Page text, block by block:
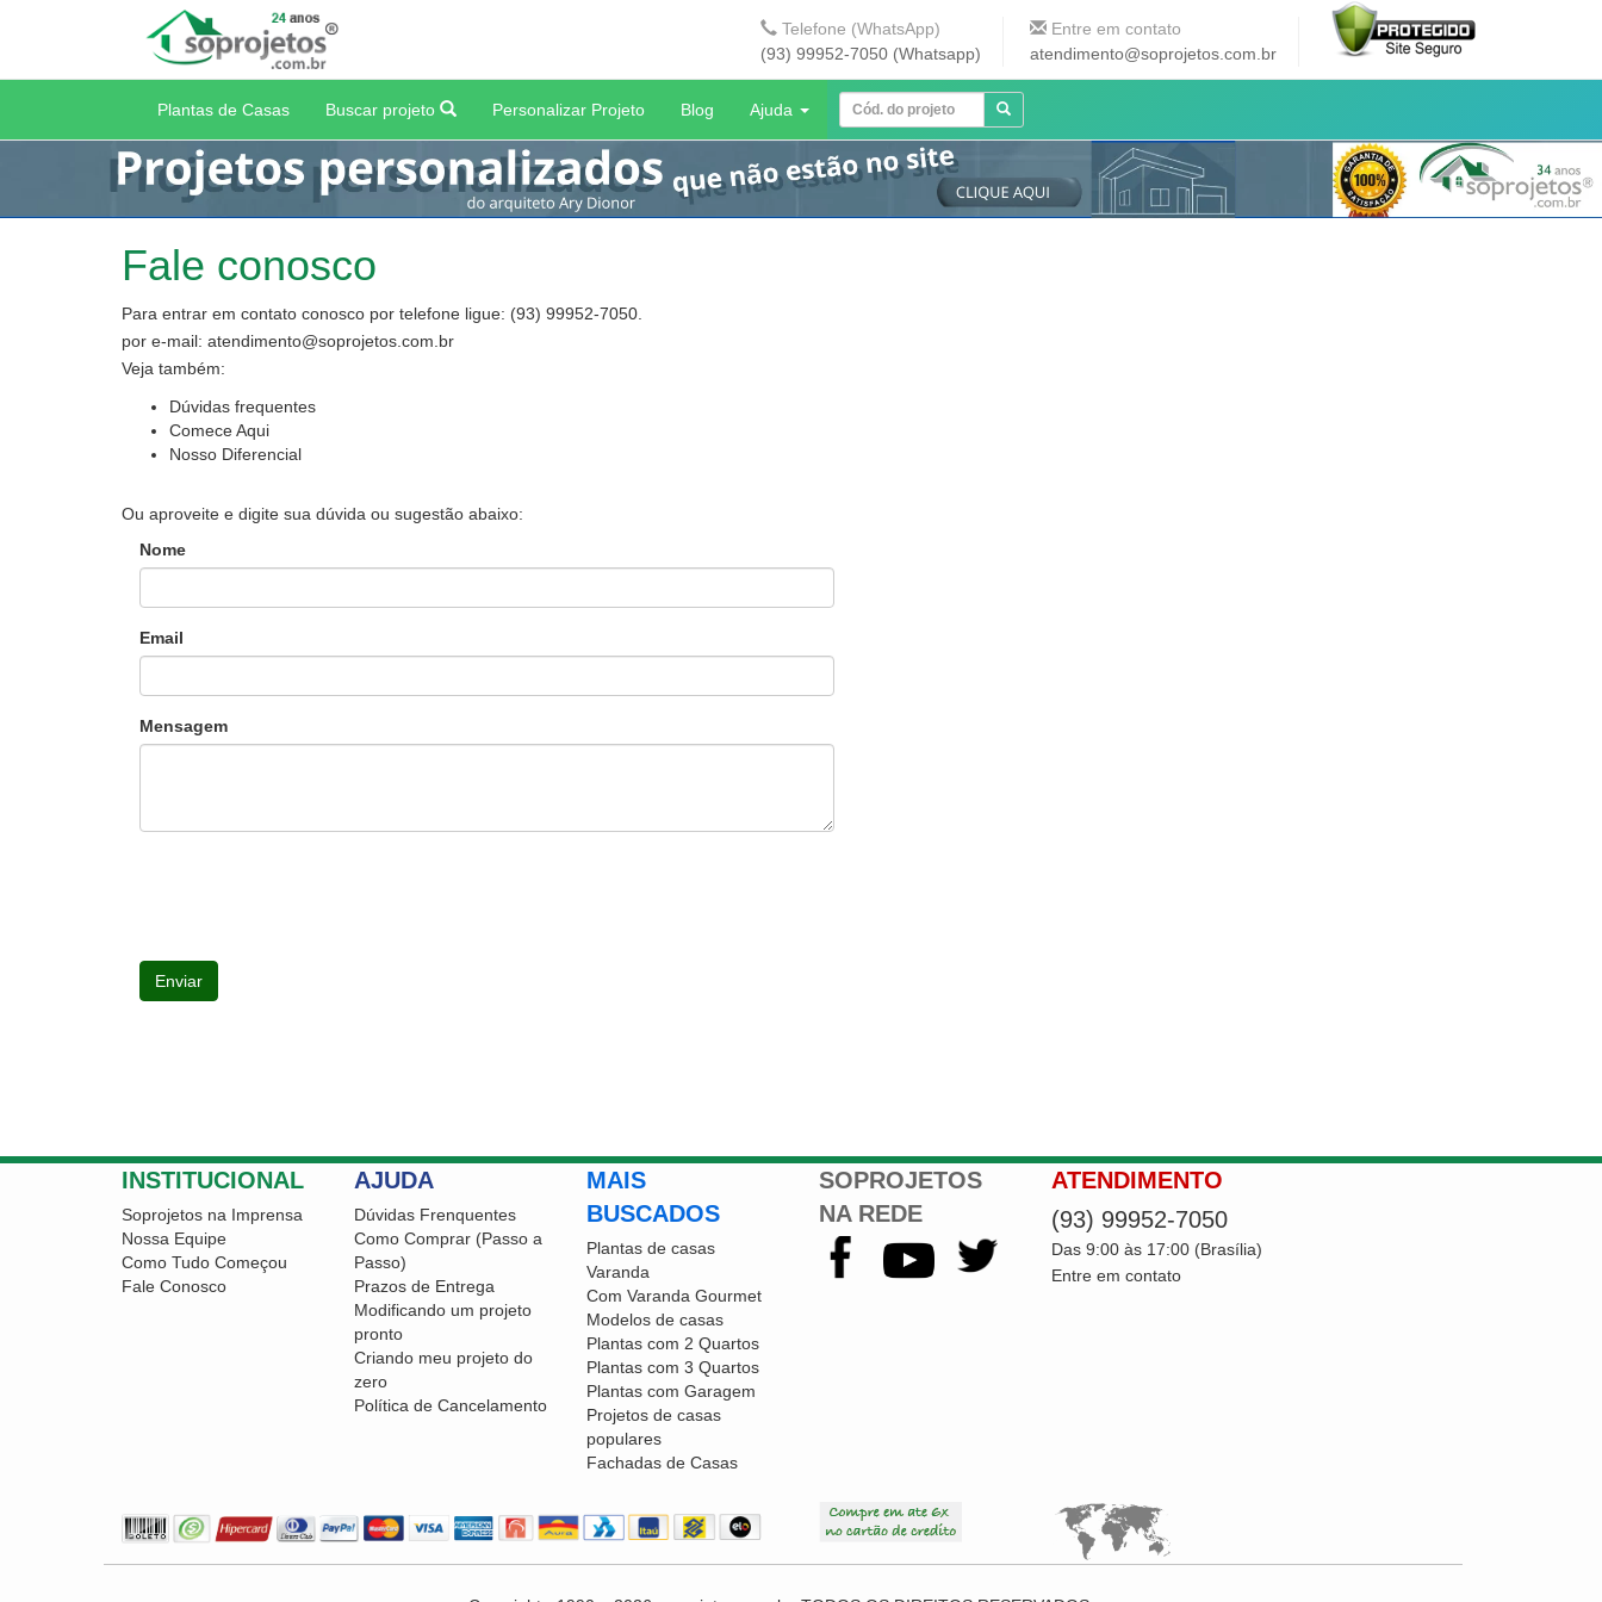
Telefone (WhatsApp)
(93) 99952-7050 (Whatsapp)
Entre em contato
atendimento@soprojetos.com.br
Plantas de Casas Buscar projeto Personalizar Projeto Blog Ajuda
Fale conosco
Para entrar em contato conosco por telefone ligue: (93) 99952-7050.
por e-mail: atendimento@soprojetos.com.br
Veja também:
Dúvidas frequentes
Comece Aqui
Nosso Diferencial
Ou aproveite e digite sua dúvida ou sugestão abaixo:
Nome
Email
Mensagem
Enviar
INSTITUCIONAL
Soprojetos na Imprensa
Nossa Equipe
Como Tudo Começou
Fale Conosco
AJUDA
Dúvidas Frenquentes
Como Comprar (Passo a
Passo)
Prazos de Entrega
Modificando um projeto
pronto
Criando meu projeto do
zero
Política de Cancelamento
MAIS
BUSCADOS
Plantas de casas
Varanda
Com Varanda Gourmet
Modelos de casas
Plantas com 2 Quartos
Plantas com 3 Quartos
Plantas com Garagem
Projetos de casas
populares
Fachadas de Casas
SOPROJETOS
NA REDE
ATENDIMENTO
(93) 99952-7050
Das 9:00 às 17:00 (Brasília)
Entre em contato